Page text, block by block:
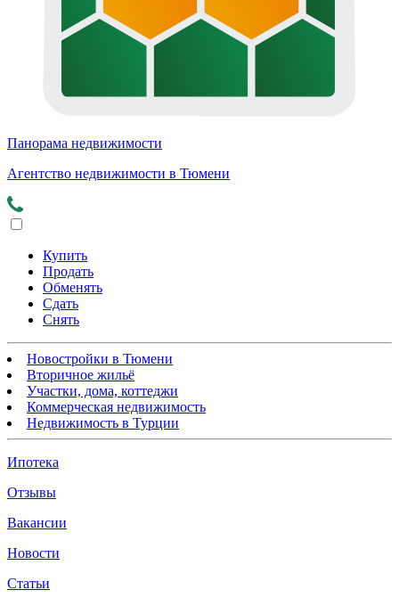
Панорама недвижимости
Агентство недвижимости в Тюмени
Купить
Продать
Обменять
Сдать
Снять
Новостройки в Тюмени
Вторичное жильё
Участки, дома, коттеджи
Коммерческая недвижимость
Недвижимость в Турции
Ипотека
Отзывы
Вакансии
Новости
Статьи